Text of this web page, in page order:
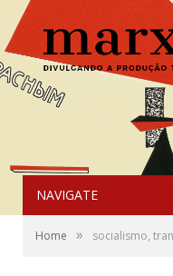
NAVIGATE
Home » socialismo,